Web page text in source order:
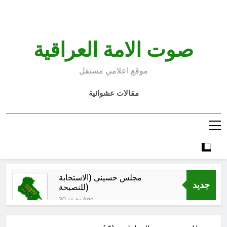
صوت الامة العراقية
موقع اعلامي مستقل
مقالات عشوائية
جديد
مجلس حسيني (الاستجابة
للنصيحة)
30 دقيقة Ago